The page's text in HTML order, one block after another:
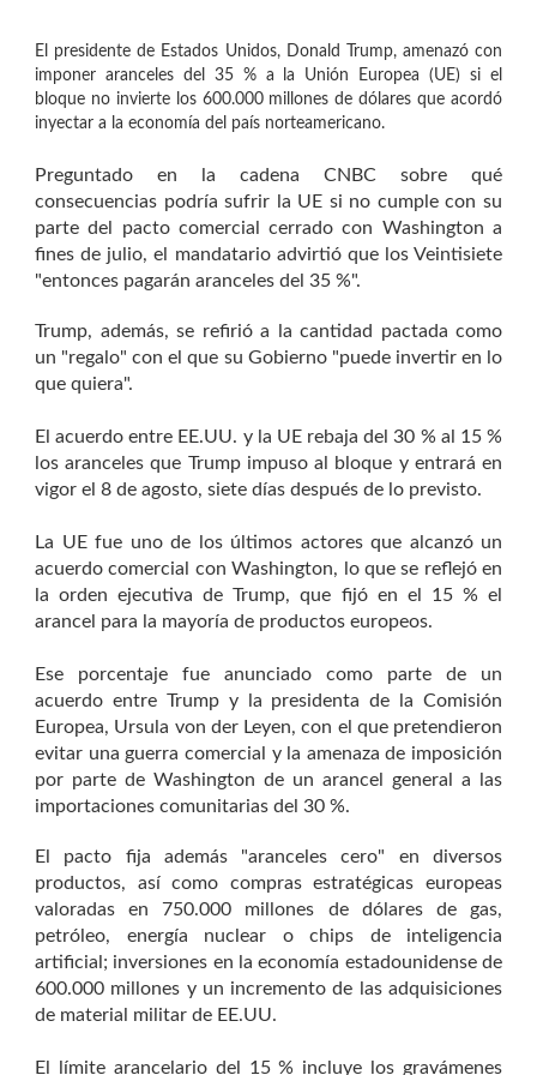
El presidente de Estados Unidos, Donald Trump, amenazó con
imponer aranceles del 35 % a la Unión Europea (UE) si el
bloque no invierte los 600.000 millones de dólares que acordó
inyectar a la economía del país norteamericano.
Preguntado en la cadena CNBC sobre qué
consecuencias podría sufrir la UE si no cumple con su
parte del pacto comercial cerrado con Washington a
fines de julio, el mandatario advirtió que los Veintisiete
"entonces pagarán aranceles del 35 %".
Trump, además, se refirió a la cantidad pactada como
un "regalo" con el que su Gobierno "puede invertir en lo
que quiera".
El acuerdo entre EE.UU. y la UE rebaja del 30 % al 15 %
los aranceles que Trump impuso al bloque y entrará en
vigor el 8 de agosto, siete días después de lo previsto.
La UE fue uno de los últimos actores que alcanzó un
acuerdo comercial con Washington, lo que se reflejó en
la orden ejecutiva de Trump, que fijó en el 15 % el
arancel para la mayoría de productos europeos.
Ese porcentaje fue anunciado como parte de un
acuerdo entre Trump y la presidenta de la Comisión
Europea, Ursula von der Leyen, con el que pretendieron
evitar una guerra comercial y la amenaza de imposición
por parte de Washington de un arancel general a las
importaciones comunitarias del 30 %.
El pacto fija además "aranceles cero" en diversos
productos, así como compras estratégicas europeas
valoradas en 750.000 millones de dólares de gas,
petróleo, energía nuclear o chips de inteligencia
artificial; inversiones en la economía estadounidense de
600.000 millones y un incremento de las adquisiciones
de material militar de EE.UU.
El límite arancelario del 15 % incluye los gravámenes